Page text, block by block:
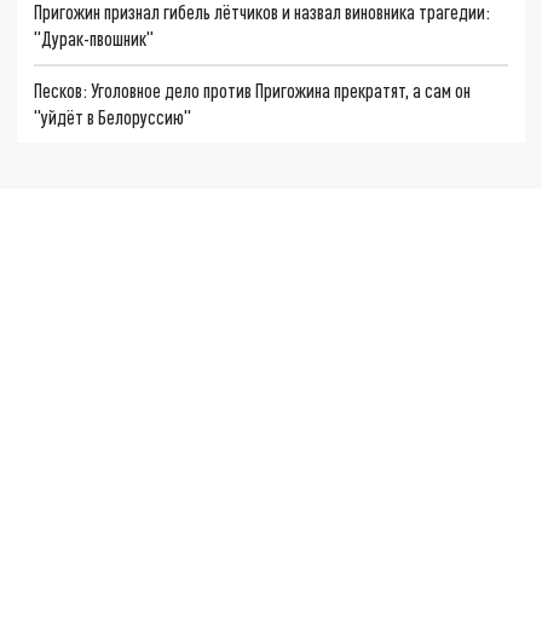
Пригожин признал гибель лётчиков и назвал виновника трагедии:
"Дурак-пвошник"
Песков: Уголовное дело против Пригожина прекратят, а сам он
"уйдёт в Белоруссию"